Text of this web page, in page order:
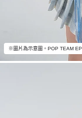
※圖片為示意圖。POP TEAM